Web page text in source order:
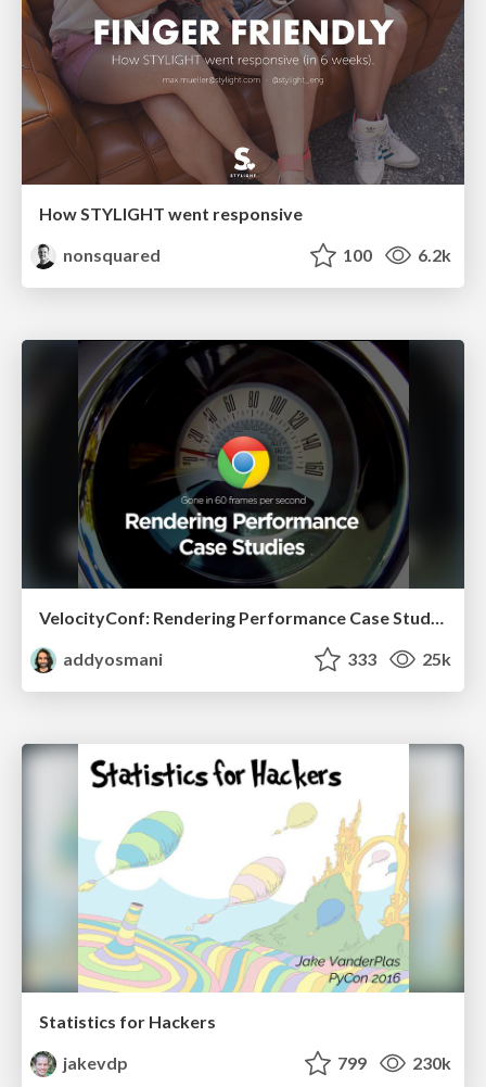
How STYLIGHT went responsive
nonsquared
100 6.2k
VelocityConf: Rendering Performance Case Studies
addyosmani
333 25k
Statistics for Hackers
jakevdp
799 230k